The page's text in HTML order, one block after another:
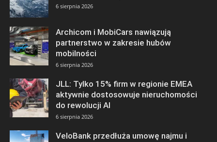
6 sierpnia 2026
Archicom i MobiCars nawiązują
partnerstwo w zakresie hubów
mobilności
6 sierpnia 2026
JLL: Tylko 15% firm w regionie EMEA
aktywnie dostosowuje nieruchomości
do rewolucji AI
6 sierpnia 2026
VeloBank przedłuża umowę najmu i